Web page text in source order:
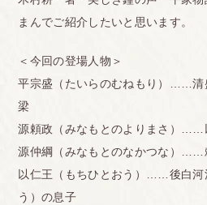
まんでご紹介したいと思います。
＜今回の登場人物＞
平宗盛（たいらのむねもり）……清
梁
源頼政（みなもとのよりまさ）……
源仲綱（みなもとのなかつな）……
以仁王（もちひとおう）……後白河
う）の息子